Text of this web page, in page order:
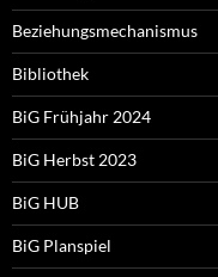
Beziehungsmechanismus
Bibliothek
BiG Frühjahr 2024
BiG Herbst 2023
BiG HUB
BiG Planspiel